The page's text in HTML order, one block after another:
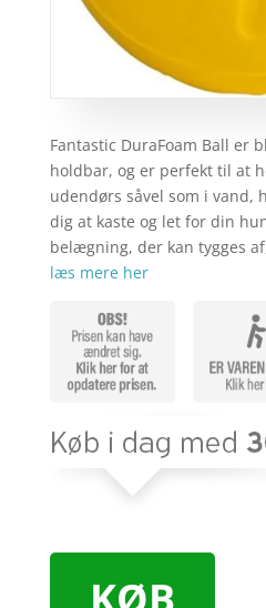
Fantastic DuraFoam Ball er
holdbar, og er perfekt til at
udendørs såvel som i vand,
dig at kaste og let for din
belægning, der kan tygges
læs mere her